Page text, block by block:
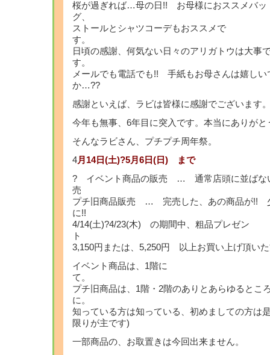
桜が過ぎれば…母の日!! お母様におススメバッ
ストールとシャツコーデもおススメで
日頃の感謝、何気ない日々のアリガトウは大事
す
メールでも電話でも!! 手紙もお母さんは嬉しい
感謝といえば、ラビは皆様に感謝でございます
今年も無事、6年目に突入です。本当にありがと
そんなラビさん、プチプチ周年祭。
4月14日(土)?5月6日(日) まで
? イベント商品の販売 … 通常店頭に並ばな
プチ旧商品販売 … 完売した、あの商品が!!
に
4/14(土)?4/23(木) の期間中、粗品プレゼン
3,150円または、5,250円 以上お買い上げ頂い
イベント商品は、1階に
プチ旧商品は、1階・2階のありとあらゆるとこ
に
知っている方は知っている、初めましての方は
限りが主です)
一部商品の、お取置きは今回出来ません。